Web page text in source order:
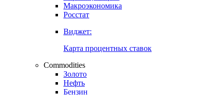
Возможность создания своего индекса
Страницы стран
Росстат
Виджет:
Карта процентных ставок